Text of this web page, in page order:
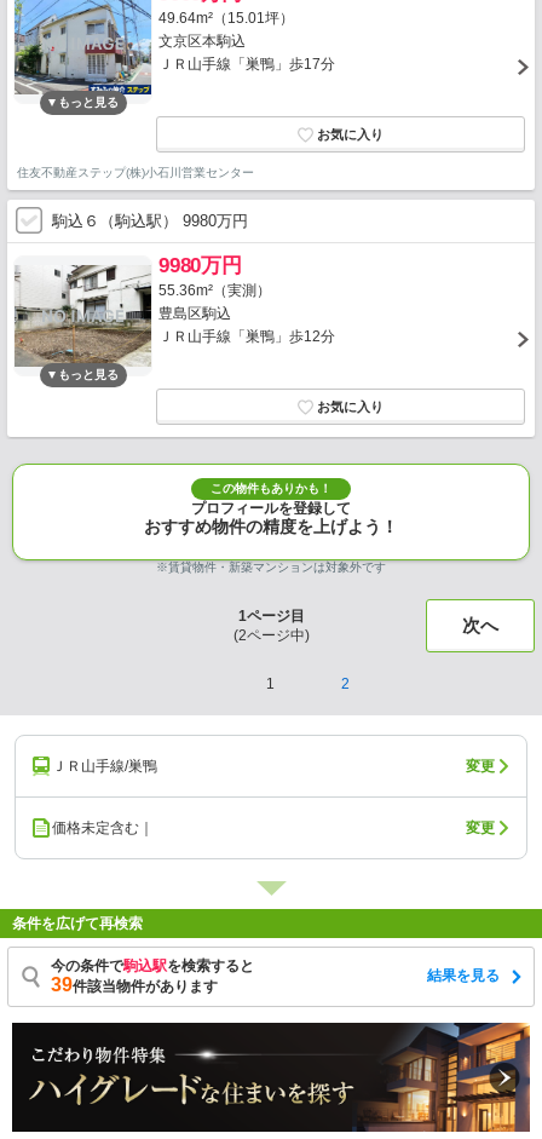
49.64m²（15.01坪）
文京区本駒込
ＪＲ山手線「巣鴨」歩17分
住友不動産ステップ(株)小石川営業センター
駒込６（駒込駅） 9980万円
9980万円
55.36m²（実測）
豊島区駒込
ＪＲ山手線「巣鴨」歩12分
この物件もありかも！
プロフィールを登録して
おすすめ物件の精度を上げよう！
※賃貸物件・新築マンションは対象外です
1ページ目
(2ページ中) 次へ
1 2
ＪＲ山手線/巣鴨 変更
価格未定含む｜ 変更
条件を広げて再検索
今の条件で駒込駅を検索すると
39件該当物件があります
結果を見る